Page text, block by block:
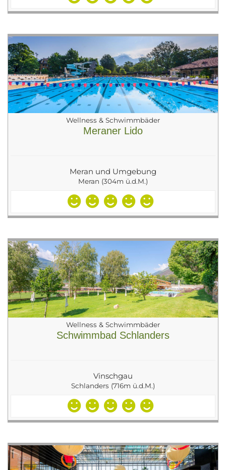
Wellness & Schwimmbäder
Meraner Lido
Meran und Umgebung
Meran (304m ü.d.M.)
Wellness & Schwimmbäder
Schwimmbad Schlanders
Vinschgau
Schlanders (716m ü.d.M.)